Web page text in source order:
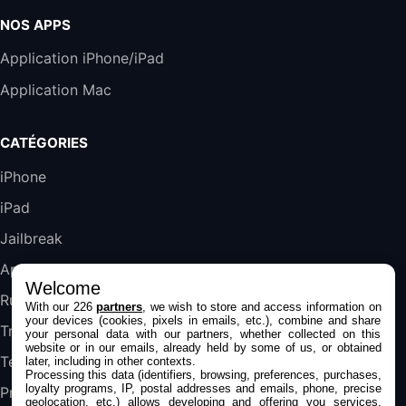
Galaxy S25 FE 6,7\" 5G Nano SIM 128 Go
Blanc
NOS APPS
Application iPhone/iPad
Application Mac
CATÉGORIES
iPhone
iPad
Jailbreak
Applications
Rumeurs
Trucs & astuces
Tests
Promos
Welcome
With our 226partners , we wish to store and access information on
your devices (cookies, pixels in emails, etc.), combine and share
your personal data with our partners, whether collected on this
website or in our emails, already held by some of us, or obtained
later, including in other contexts.
Processing this data (identifiers, browsing, preferences, purchases,
loyalty programs, IP, postal addresses and emails, phone, precise
geolocation, etc.) allows developing and offering you services,